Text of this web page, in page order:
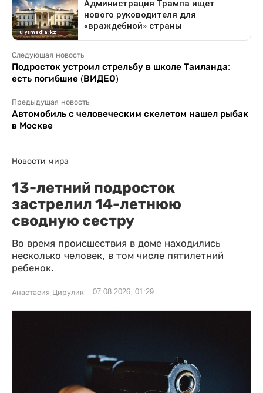
Следующая новость
Подросток устроил стрельбу в школе Таиланда:
есть погибшие (ВИДЕО)
Предыдущая новость
Автомобиль с человеческим скелетом нашел рыбак
в Москве
Новости мира
13-летний подросток
застрелил 14-летнюю
сводную сестру
Во время происшествия в доме находились
несколько человек, в том числе пятилетний
ребенок.
Анастасия Цирулик 07.08.2026, 01:29